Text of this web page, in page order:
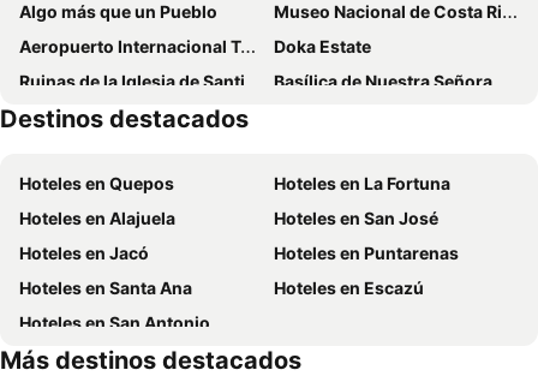
Hotel Palma Real
Hotel Ave del Paraíso
Hotel Plaza Real Suites & Apartments
Hotel Inca Real
Wyndham San Jose Herradura & Convention Center
Hilton Garden Inn San Jose Airport City Mall
Hotel Presidente
Hotel Pecos Bill
Apartotel & Suites Villas del Rio
DoubleTree by Hilton Cariari San Jose
Hotel Colonial
Hotel Casa Roland San Jose
Costa Rica Guesthouse
Hotel Casa 69
Parque Del Lago Boutique Hotel
Hotel 1492
Crowne Plaza San Jose La Sabana By Ihg
Hotel Milan Costa Rica
Algo más que un Pueblo
Museo Nacional de Costa Rica
Aeropuerto Internacional Tobías Bolaños
Doka Estate
Ruinas de la Iglesia de Santiago Apóstol
Basílica de Nuestra Señora de los Angeles
Volcán Irazú
Destinos destacados
Hoteles en Quepos
Hoteles en La Fortuna
Hoteles en Alajuela
Hoteles en San José
Hoteles en Jacó
Hoteles en Puntarenas
Hoteles en Santa Ana
Hoteles en Escazú
Hoteles en San Antonio
Más destinos destacados